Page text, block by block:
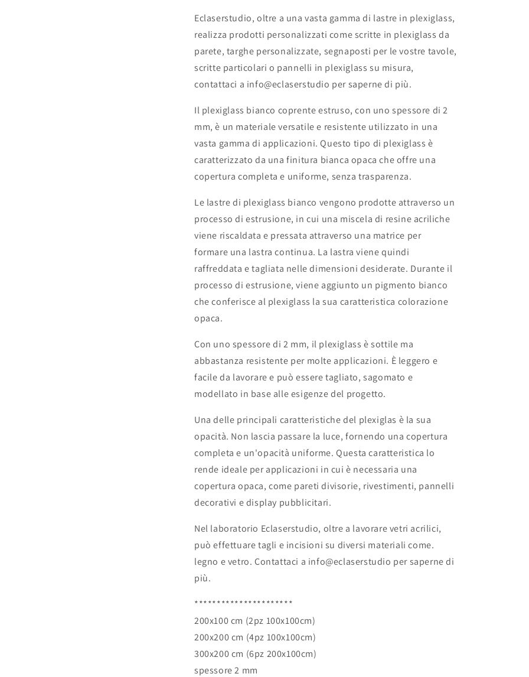
bianco
coprente
spessore
2mm
plexiglass
per
design
targhe
insegne
coperture
indicazioni
oggetti
personalizzati
bianco
coprente
spessore
2mm
plexiglass
per
interior
targhe
insegne
coperture
indicazioni
oggetti
personalizzati
Eclaserstudio, oltre a una vasta gamma di lastre in plexiglass,
realizza prodotti personalizzati come scritte in plexiglass da
parete, targhe personalizzate, segnaposti per le vostre tavole,
scritte particolari o pannelli in plexiglass su misura,
contattaci a info@eclaserstudio per saperne di più.
Il plexiglass bianco coprente estruso, con uno spessore di 2
mm, è un materiale versatile e resistente utilizzato in una
vasta gamma di applicazioni. Questo tipo di plexiglass è
caratterizzato da una finitura bianca opaca che offre una
copertura completa e uniforme, senza trasparenza.
Le lastre di plexiglass bianco vengono prodotte attraverso un
processo di estrusione, in cui una miscela di resine acriliche
viene riscaldata e pressata attraverso una matrice per
formare una lastra continua. La lastra viene quindi
raffreddata e tagliata nelle dimensioni desiderate. Durante il
processo di estrusione, viene aggiunto un pigmento bianco
che conferisce al plexiglass la sua caratteristica colorazione
opaca.
Con uno spessore di 2 mm, il plexiglass è sottile ma
abbastanza resistente per molte applicazioni. È leggero e
facile da lavorare e può essere tagliato, sagomato e
modellato in base alle esigenze del progetto.
Una delle principali caratteristiche del plexiglas è la sua
opacità. Non lascia passare la luce, fornendo una copertura
completa e un'opacità uniforme. Questa caratteristica lo
rende ideale per applicazioni in cui è necessaria una
copertura opaca, come pareti divisorie, rivestimenti, pannelli
decorativi e display pubblicitari.
Nel laboratorio Eclaserstudio, oltre a lavorare vetri acrilici,
può effettuare tagli e incisioni su diversi materiali come.
legno e vetro. Contattaci a info@eclaserstudio per saperne di
più.
**********************
200x100 cm (2pz 100x100cm)
200x200 cm (4pz 100x100cm)
300x200 cm (6pz 200x100cm)
spessore 2 mm